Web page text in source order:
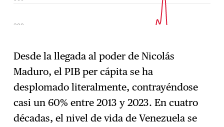
Desde la llegada al poder de Nicolás
Maduro, el PIB per cápita se ha
desplomado literalmente, contrayéndose
casi un 60% entre 2013 y 2023. En cuatro
décadas, el nivel de vida de Venezuela se